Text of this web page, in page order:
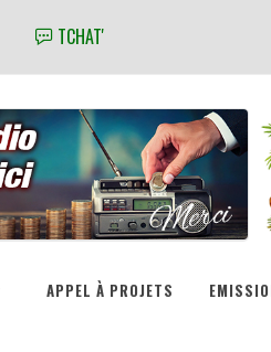
TCHAT'
APPEL À PROJETS